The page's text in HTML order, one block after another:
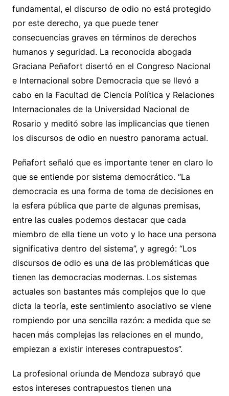
fundamental, el discurso de odio no está protegido
por este derecho, ya que puede tener
consecuencias graves en términos de derechos
humanos y seguridad. La reconocida abogada
Graciana Peñafort disertó en el Congreso Nacional
e Internacional sobre Democracia que se llevó a
cabo en la Facultad de Ciencia Política y Relaciones
Internacionales de la Universidad Nacional de
Rosario y meditó sobre las implicancias que tienen
los discursos de odio en nuestro panorama actual.
Peñafort señaló que es importante tener en claro lo
que se entiende por sistema democrático. “La
democracia es una forma de toma de decisiones en
la esfera pública que parte de algunas premisas,
entre las cuales podemos destacar que cada
miembro de ella tiene un voto y lo hace una persona
significativa dentro del sistema”, y agregó: “Los
discursos de odio es una de las problemáticas que
tienen las democracias modernas. Los sistemas
actuales son bastantes más complejos que lo que
dicta la teoría, este sentimiento asociativo se viene
rompiendo por una sencilla razón: a medida que se
hacen más complejas las relaciones en el mundo,
empiezan a existir intereses contrapuestos”.
La profesional oriunda de Mendoza subrayó que
estos intereses contrapuestos tienen una